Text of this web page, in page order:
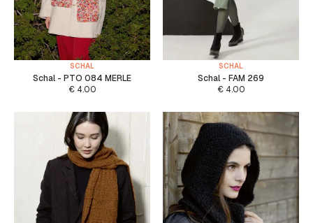
SCHAL
Schal - PTO 084 MERLE
€4.00
SCHAL
Schal - FAM 269
€4.00